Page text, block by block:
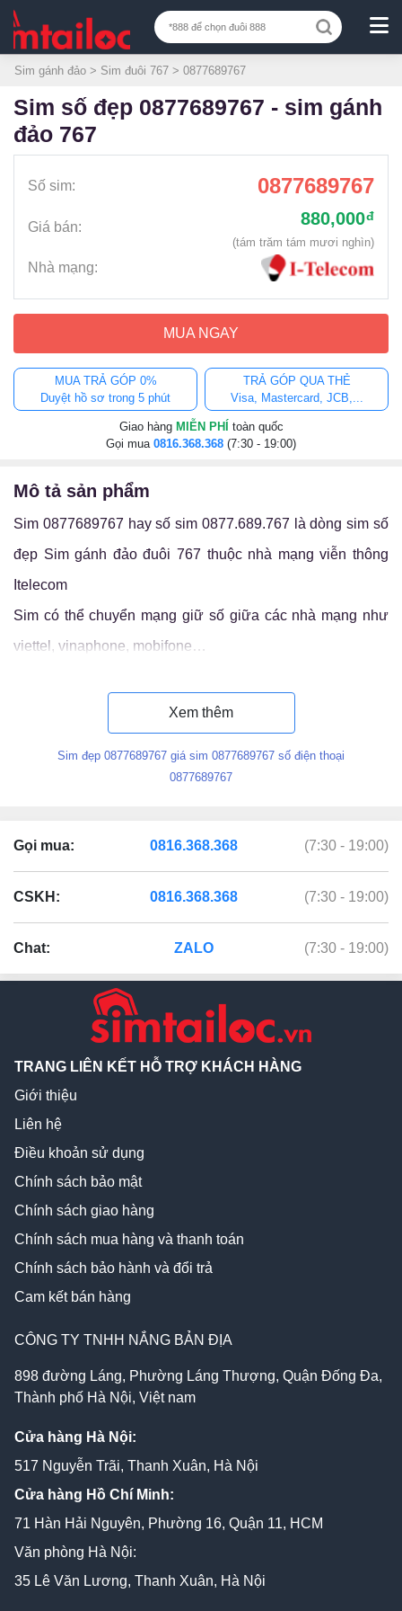
Sim gánh đảo > Sim đuôi 767 > 0877689767
sim số đẹp 0877689767 - sim gánh
đảo 767
Số sim: 0877689767
Giá bán: 880,000đ
(tám trăm tám mươi nghìn)
Nhà mạng:
MUA NGAY
MUA TRẢ GÓP 0%
Duyệt hồ sơ trong 5 phút
TRẢ GÓP QUA THẺ
Visa, Mastercard, JCB,...
Giao hàng MIỄN PHÍ toàn quốc
Gọi mua 0816.368.368 (7:30 - 19:00)
mô tả sản phẩm
Sim 0877689767 hay số sim 0877.689.767 là dòng sim số
đẹp Sim gánh đảo đuôi 767 thuộc nhà mạng viễn thông
Itelecom
Sim có thể chuyển mạng giữ số giữa các nhà mạng như
viettel, vinaphone, mobifone…
Xem thêm
Sim đẹp 0877689767 giá sim 0877689767 số điện thoại
0877689767
Gọi mua: 0816.368.368 (7:30 - 19:00)
CSKH: 0816.368.368 (7:30 - 19:00)
Chat: ZALO (7:30 - 19:00)
CÔNG TY TNHH NẮNG BẢN ĐỊA
898 đường Láng, Phường Láng Thượng, Quận Đống Đa,
Thành phố Hà Nội, Việt nam
Cửa hàng Hà Nội:
517 Nguyễn Trãi, Thanh Xuân, Hà Nội
Cửa hàng Hồ Chí Minh:
71 Hàn Hải Nguyên, Phường 16, Quận 11, HCM
Văn phòng Hà Nội:
35 Lê Văn Lương, Thanh Xuân, Hà Nội
TRANG LIÊN KẾT HỖ TRỢ KHÁCH HÀNG
Giới thiệu
Liên hệ
Điều khoản sử dụng
Chính sách bảo mật
Chính sách giao hàng
Chính sách mua hàng và thanh toán
Chính sách bảo hành và đổi trả
Cam kết bán hàng